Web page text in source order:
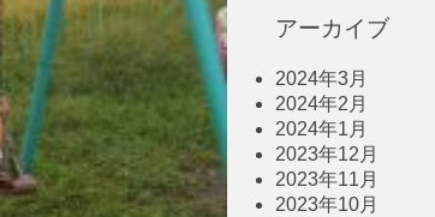
アーカイブ
2024年3月
2024年2月
2024年1月
2023年12月
2023年11月
2023年10月